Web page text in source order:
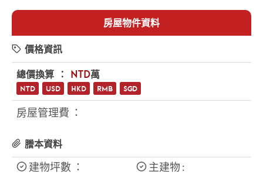
房屋物件資料
價格資訊
總價換算 ： NTD萬
NTD USD HKD RMB SGD
房屋管理費 ：
謄本資料
建物坪數 ：
主建物 :